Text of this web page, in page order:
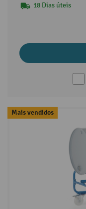
18 Dias úteis
Mais vendidos